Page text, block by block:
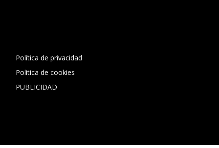
Política de privacidad
Politica de cookies
PUBLICIDAD